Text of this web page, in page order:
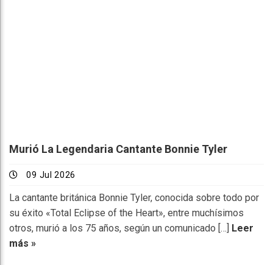
Murió La Legendaria Cantante Bonnie Tyler
09 Jul 2026
La cantante británica Bonnie Tyler, conocida sobre todo por
su éxito «Total Eclipse of the Heart», entre muchísimos
otros, murió a los 75 años, según un comunicado […] Leer
más »